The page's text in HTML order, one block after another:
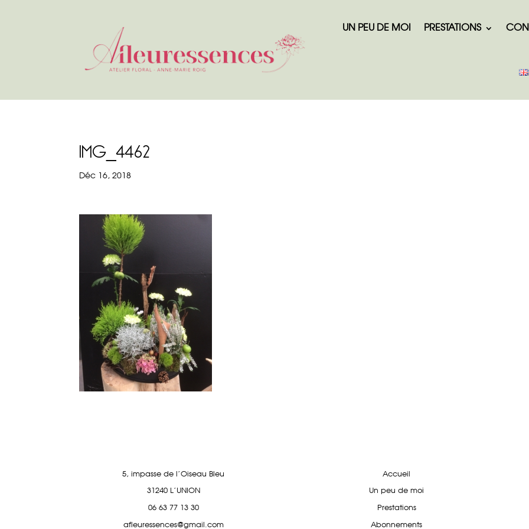
UN PEU DE MOI PRESTATIONS
IMG_4462
Déc 16, 2018
5, impasse de l'Oiseau Bleu
31240 L'UNION
06 63 77 13 30
afleuressences@gmail.com
Accueil
Un peu de moi
Prestations
Abonnements